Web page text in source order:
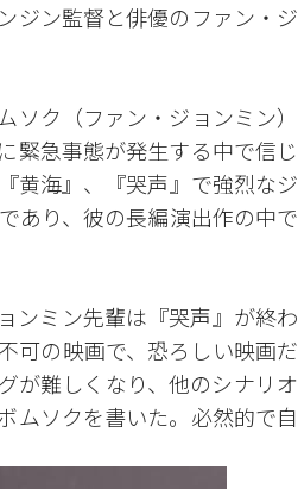
ジン監督と俳優のファン・ジ
ク（ファン・ジョンミン）
緊急事態が発生する中で信じ
黄海』、『哭声』で強烈なジ
あり、彼の長編演出作の中で
ンミン先輩は『哭声』が終わ
可の映画で、恐ろしい映画だ
が難しくなり、他のシナリオ
ムソクを書いた。必然的で自